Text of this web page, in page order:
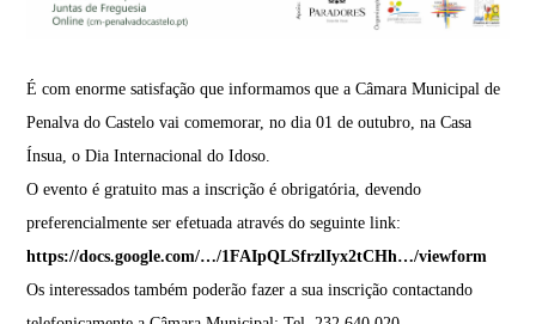
É com enorme satisfação que informamos que a Câmara Municipal de
Penalva do Castelo vai comemorar, no dia 01 de outubro, na Casa
Ínsua, o Dia Internacional do Idoso.
O evento é gratuito mas a inscrição é obrigatória, devendo
preferencialmente ser efetuada através do seguinte link:
https://docs.google.com/…/1FAIpQLSfrzlIyx2tCHh…/viewform
Os interessados também poderão fazer a sua inscrição contactando